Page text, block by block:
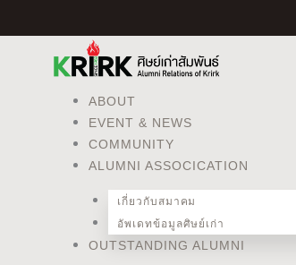
ABOUT
EVENT & NEWS
COMMUNITY
ALUMNI ASSOCICATION
เกี่ยวกับสมาคม
อัพเดทข้อมูลศิษย์เก่า
OUTSTANDING ALUMNI